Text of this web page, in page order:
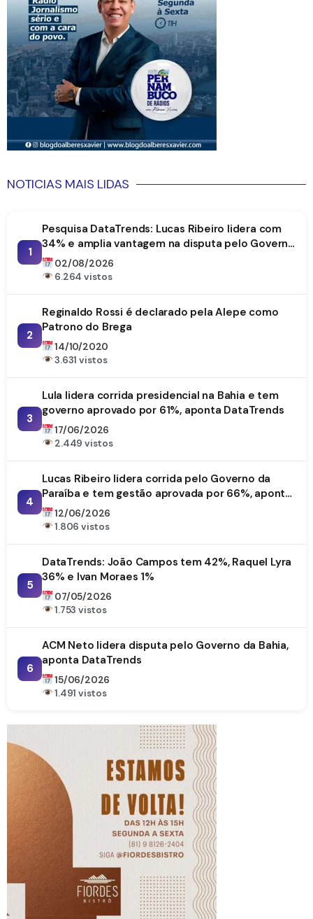
NOTICIAS MAIS LIDAS
1
Pesquisa DataTrends: Lucas Ribeiro lidera com
34% e amplia vantagem na disputa pelo Governo
da Paraíba
02/08/2026
6.264 vistos
2
Reginaldo Rossi é declarado pela Alepe como
Patrono do Brega
14/10/2020
3.631 vistos
3
Lula lidera corrida presidencial na Bahia e tem
governo aprovado por 61%, aponta DataTrends
17/06/2026
2.449 vistos
4
Lucas Ribeiro lidera corrida pelo Governo da
Paraíba e tem gestão aprovada por 66%, aponta
DataTrends
12/06/2026
1.806 vistos
5
DataTrends: João Campos tem 42%, Raquel Lyra
36% e Ivan Moraes 1%
07/05/2026
1.753 vistos
6
ACM Neto lidera disputa pelo Governo da Bahia,
aponta DataTrends
15/06/2026
1.491 vistos